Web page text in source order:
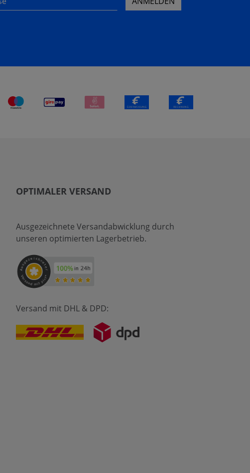
OPTIMALER VERSAND
Ausgezeichnete Versandabwicklung durch
unseren optimierten Lagerbetrieb.
Versand mit DHL & DPD: